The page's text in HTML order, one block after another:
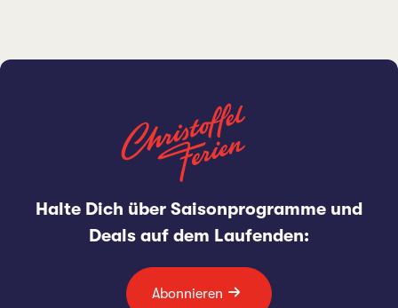
Halte Dich über Saisonprogramme und
Deals auf dem Laufenden:
Abonnieren